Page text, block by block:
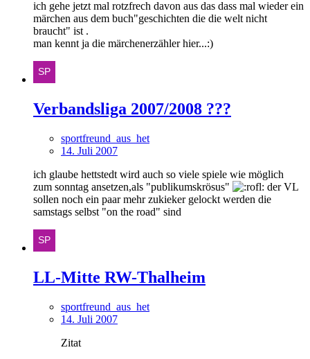
ich gehe jetzt mal rotzfrech davon aus das dass mal wieder ein
märchen aus dem buch"geschichten die die welt nicht
braucht" ist .
man kennt ja die märchenerzähler hier...:)
Verbandsliga 2007/2008 ???
sportfreund_aus_het
14. Juli 2007
ich glaube hettstedt wird auch so viele spiele wie möglich
zum sonntag ansetzen,als "publikumskrösus"
der VL
sollen noch ein paar mehr zukieker gelockt werden die
samstags selbst "on the road" sind
LL-Mitte RW-Thalheim
sportfreund_aus_het
14. Juli 2007
Zitat